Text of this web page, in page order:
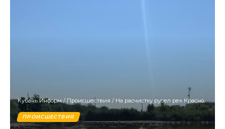
Кубань Информ/ Происшествия / На расчистку русел рек Краснодарский край получил 149,3 млн рублей
ПРОИСШЕСТВИЯ